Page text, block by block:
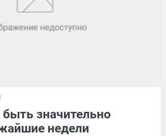
значительно
недели